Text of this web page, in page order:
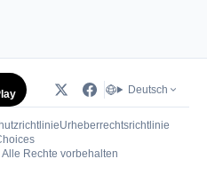
Deutsch
Urheberrechtsrichtlinie
(öffnet in neuem Tab)
Rechte vorbehalten